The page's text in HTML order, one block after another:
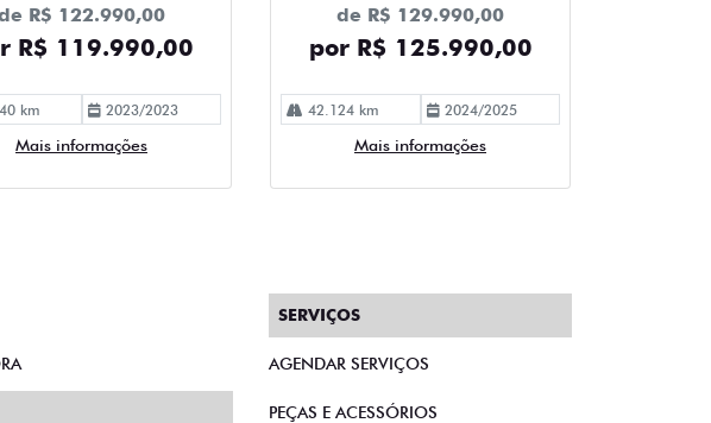
R$ 122.990,00
R$ 119.990,00
km 2023/2023
Mais informações
de R$ 129.990,00
por R$ 125.990,00
42.124 km 2024/2025
Mais informações
SERVIÇOS
AGENDAR SERVIÇOS
PEÇAS E ACESSÓRIOS